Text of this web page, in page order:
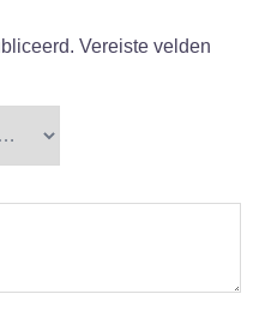
Vereiste velden